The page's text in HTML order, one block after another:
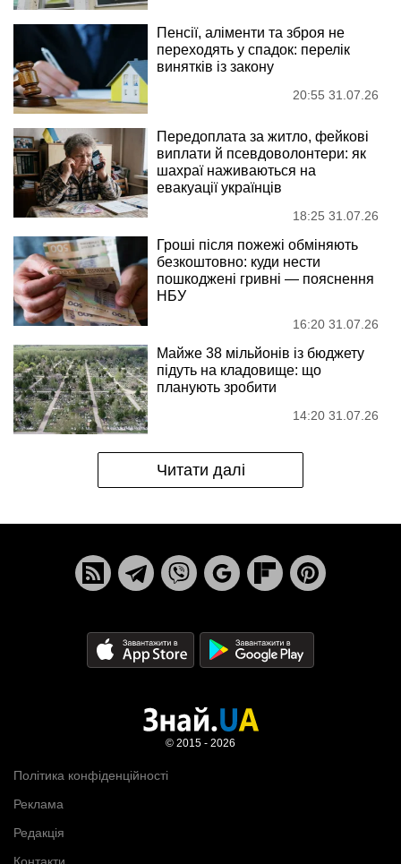
Пенсії, аліменти та зброя не
переходять у спадок: перелік
винятків із закону
20:55 31.07.26
Передоплата за житло, фейкові
виплати й псевдоволонтери: як
шахраї наживаються на
евакуації українців
18:25 31.07.26
Гроші після пожежі обміняють
безкоштовно: куди нести
пошкоджені гривні — пояснення
НБУ
16:20 31.07.26
Майже 38 мільйонів із бюджету
підуть на кладовище: що
планують зробити
14:20 31.07.26
Читати далі
Політика конфіденційності
Реклама
Редакція
© 2015 - 2026